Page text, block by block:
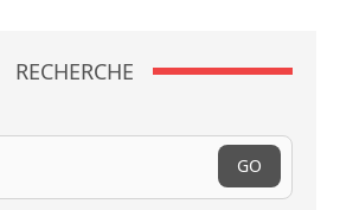
RECHERCHE
GO